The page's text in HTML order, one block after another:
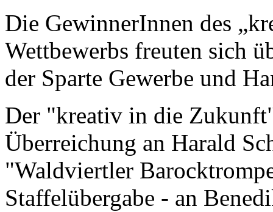
Die GewinnerInnen des
Wettbewerbs freuten sich
der Sparte Gewerbe und
Der "kreativ in die
Überreichung an Harald
"Waldviertler
Staffelübergabe - an